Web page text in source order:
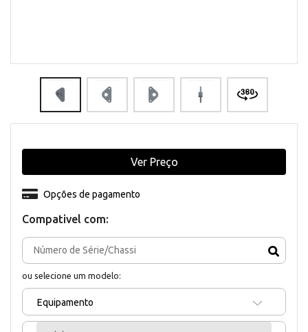
Compativel com:
ou selecione um modelo:
Equipamento
Opções de pagamento
Ver Preço